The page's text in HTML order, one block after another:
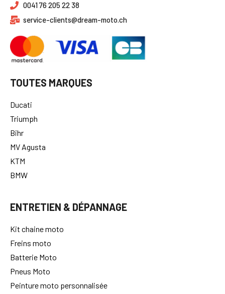
0041 76 205 22 38
service-clients@dream-moto.ch
TOUTES MARQUES
Ducati
Triumph
Bihr
MV Agusta
KTM
BMW
ENTRETIEN & DÉPANNAGE
Kit chaine moto
Freins moto
Batterie Moto
Pneus Moto
Peinture moto personnalisée